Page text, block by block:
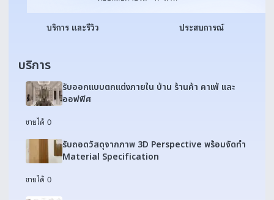
บริการ และรีวิว ประสบการณ์
บริการ
รับออกแบบตกแต่งภายใน บ้าน ร้านค้า คาเฟ่ และ
ออฟฟิศ
ขายได้ 0
รับถอดวัสดุจากภาพ 3D Perspective พร้อมจัดทำ
Material Specification
ขายได้ 0